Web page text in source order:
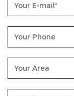
Smartphone
Multi-Tarif-
Tarif-Funktion
von